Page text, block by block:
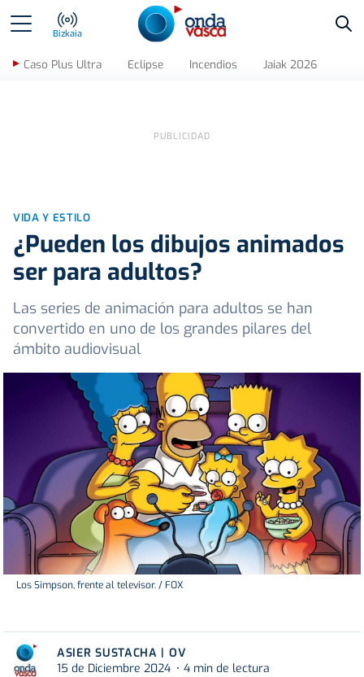
Bizkaia
Caso Plus Ultra Eclipse Incendios Jaiak 2026
VIDA Y ESTILO
¿Pueden los dibujos animados
ser para adultos?
Las series de animación para adultos se han
convertido en uno de los grandes pilares del
ámbito audiovisual
Los Simpson, frente al televisor. / FOX
ASIER SUSTACHA | OV
15 de Diciembre 2024
4 min de lectura